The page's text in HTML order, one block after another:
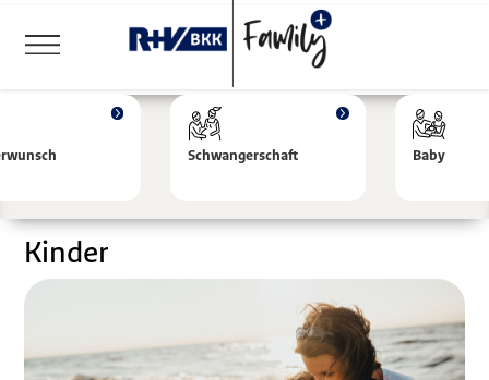
Schwangerschaft Baby
Kinder